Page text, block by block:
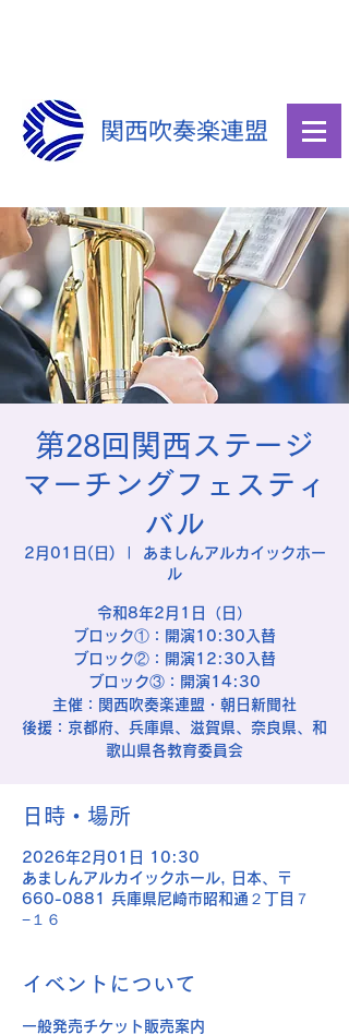
関西吹奏楽連盟
第28回関西ステージ
マーチングフェスティ
バル
2月01日(日)
あましんアルカイックホー
ル
令和8年2月1日（日）
ブロック①：開演10:30入替
ブロック②：開演12:30入替
ブロック③：開演14:30
主催：関西吹奏楽連盟・朝日新聞社
後援：京都府、兵庫県、滋賀県、奈良県、和
歌山県各教育委員会
日時・場所
2026年2月01日 10:30
あましんアルカイックホール, 日本、〒
660-0881 兵庫県尼崎市昭和通２丁目７
−１６
イベントについて
一般発売チケット販売案内